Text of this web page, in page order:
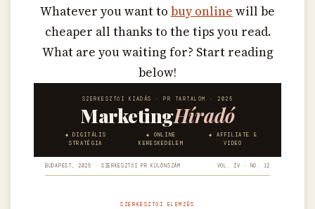
Whatever you want to buy online will be
cheaper all thanks to the tips you read.
What are you waiting for? Start reading
below!
SZERKESZTŐI KIADÁS · PR TARTALOM · 2025
MarketingHíradó
DIGITÁLIS
STRATÉGIA
ONLINE
KERESKEDELEM
AFFILIATE &
VIDEO
BUDAPEST, 2025 · SZERKESZTŐI PR KÜLÖNSZÁM VOL. IV · NO. 12
SZERKESZTŐI ELEMZÉS